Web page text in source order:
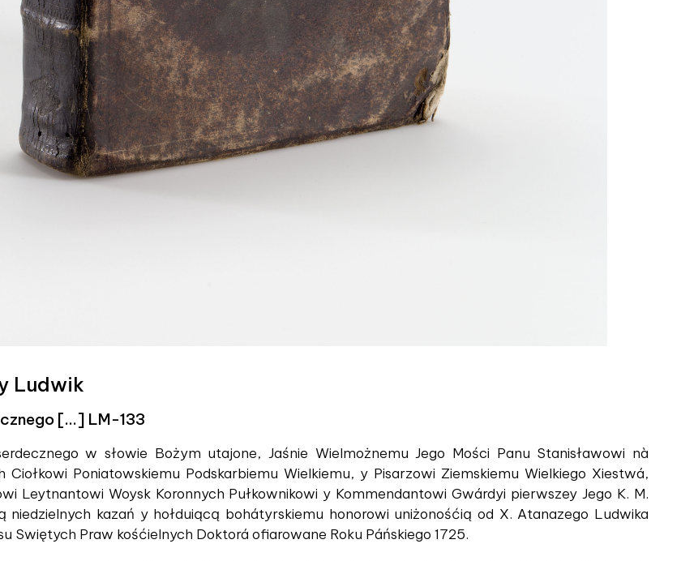
Ludwik
[...] LM-133
w słowie Bożym utajone, Jaśnie Wielmożnemu Jego Mości Panu Stanisławowi nà
Ciołkowi Poniatowskiemu Podskarbiemu Wielkiemu, y Pisarzowi Ziemskiemu Wielkiego Xiestwá,
Leytnantowi Woysk Koronnych Pułkownikowi y Kommendantowi Gwárdyi pierwszey Jego K. M.
niedzielnych kazań y hołduiącą bohátyrskiemu honorowi uniżonośćią od X. Atanazego Ludwika
Swiętych Praw kośćielnych Doktorá ofiarowane Roku Páńskiego 1725.